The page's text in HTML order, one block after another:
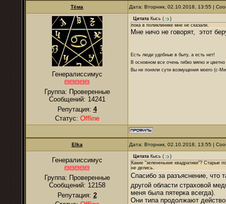
Тёма Дата: Вторник, 02.10.2018, 13:55 |
Генералиссимус
Группа: Проверенные
Сообщений: 14241
Репутация: 4
Статус: Offline
Цитата Кысь (
)
пока в поликлинике мне не сказали.
Мне ничо не говорят, этот
Есть люди удобные в быту, а есть нет!
В основном все очень гибко мягко и цветно
Вы не поняли сути возмущения моего (с-
Elka Дата: Вторник, 02.10.2018, 13:55 |
Генералиссимус
Группа: Проверенные
Сообщений: 12158
Репутация: 2
Цитата Кысь (
)
Какие "зелененькие квадратики"? Старые
не делись.
Спасибо за разъяснение, что
другой области страховой
меня была пятерка всегда).
Они типа продолжают